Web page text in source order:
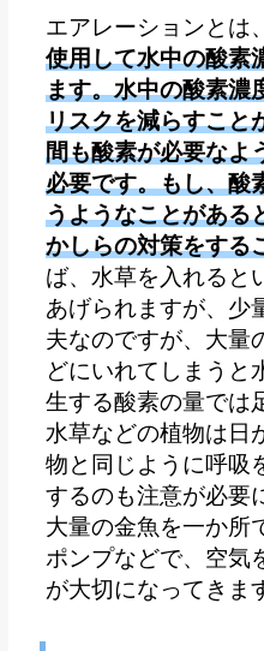
エアレーションとは、
使用して水中の酸素
ます。水中の酸素濃
リスクを減らすこと
間も酸素が必要なよ
必要です。もし、酸
うようなことがある
かしらの対策をする
ば、水草を入れると
あげられますが、少
夫なのですが、大量
どにいれてしまうと
生する酸素の量では
水草などの植物は日
物と同じように呼吸
するのも注意が必要
大量の金魚を一か所
ポンプなどで、空気
が大切になってきま